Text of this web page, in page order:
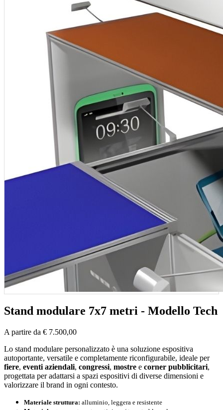
Stand modulare 7x7 metri - Modello Tech
A partire da € 7.500,00
Lo stand modulare personalizzato è una soluzione espositiva
autoportante, versatile e completamente riconfigurabile, ideale per
fiere, eventi aziendali, congressi, mostre e corner pubblicitari,
progettata per adattarsi a spazi espositivi di diverse dimensioni e
valorizzare il brand in ogni contesto.
Materiale struttura: alluminio, leggera e resistente